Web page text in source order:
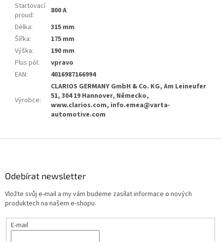
Startovací
proud:
800 A
Délka:
315 mm
Šířka:
175 mm
Výška:
190 mm
Plus pól:
vpravo
EAN: 4016987166994
Výrobce:
CLARIOS GERMANY GmbH & Co. KG, Am Leineufer
51, 304 19 Hannover, Německo,
www.clarios.com, info.emea@varta-
automotive.com
Odebírat newsletter
Vložte svůj e-mail a my vám budeme zasílat informace o nových
produktech na našem e-shopu.
E-mail